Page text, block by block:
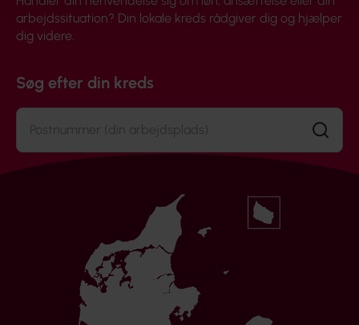
arbejdssituation? Din lokale kreds rådgiver dig og hjælper
dig videre.
Søg efter din kreds
Søg